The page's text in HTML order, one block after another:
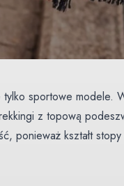
sportowe modele.
z topową
ponieważ kształt
blisko 200